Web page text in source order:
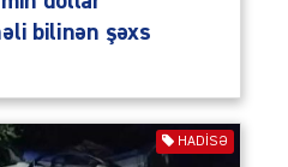
bilinən şəxs
HADISƏ